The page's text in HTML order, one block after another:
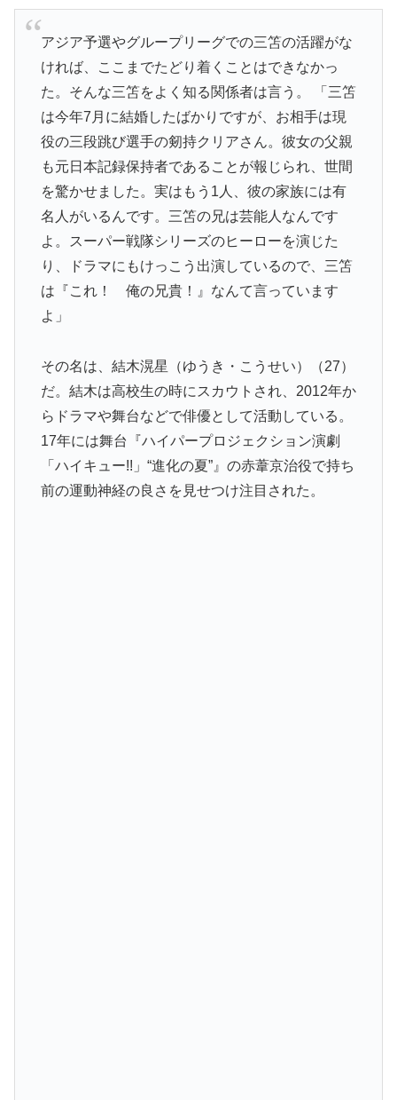
アジア予選やグループリーグでの三笘の活躍がな
ければ、ここまでたどり着くことはできなかっ
た。そんな三笘をよく知る関係者は言う。 「三笘
は今年7月に結婚したばかりですが、お相手は現
役の三段跳び選手の剱持クリアさん。彼女の父親
も元日本記録保持者であることが報じられ、世間
を驚かせました。実はもう1人、彼の家族には有
名人がいるんです。三笘の兄は芸能人なんです
よ。スーパー戦隊シリーズのヒーローを演じた
り、ドラマにもけっこう出演しているので、三笘
は『これ！ 俺の兄貴！』なんて言っています
よ」
その名は、結木滉星（ゆうき・こうせい）（27）
だ。結木は高校生の時にスカウトされ、2012年か
らドラマや舞台などで俳優として活動している。
17年には舞台『ハイパープロジェクション演劇
「ハイキュー!!」“進化の夏”』の赤葦京治役で持ち
前の運動神経の良さを見せつけ注目された。